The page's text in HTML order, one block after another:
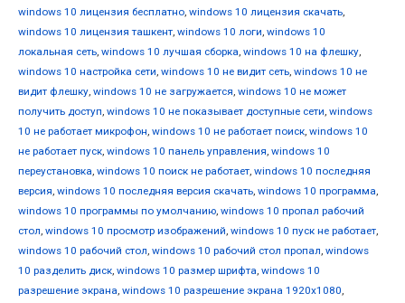
windows 10 лицензия бесплатно, windows 10 лицензия скачать,
windows 10 лицензия ташкент, windows 10 логи, windows 10
локальная сеть, windows 10 лучшая сборка, windows 10 на флешку,
windows 10 настройка сети, windows 10 не видит сеть, windows 10 не
видит флешку, windows 10 не загружается, windows 10 не может
получить доступ, windows 10 не показывает доступные сети, windows
10 не работает микрофон, windows 10 не работает поиск, windows 10
не работает пуск, windows 10 панель управления, windows 10
переустановка, windows 10 поиск не работает, windows 10 последняя
версия, windows 10 последняя версия скачать, windows 10 программа,
windows 10 программы по умолчанию, windows 10 пропал рабочий
стол, windows 10 просмотр изображений, windows 10 пуск не работает,
windows 10 рабочий стол, windows 10 рабочий стол пропал, windows
10 разделить диск, windows 10 размер шрифта, windows 10
разрешение экрана, windows 10 разрешение экрана 1920x1080,